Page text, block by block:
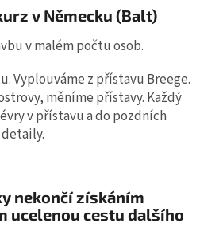
v Německu (Balt)
v malém počtu osob.
Vyplouváme z přístavu Breege.
měníme přístavy. Každý
v přístavu a do pozdních
nekončí získáním
ucelenou cestu dalšího